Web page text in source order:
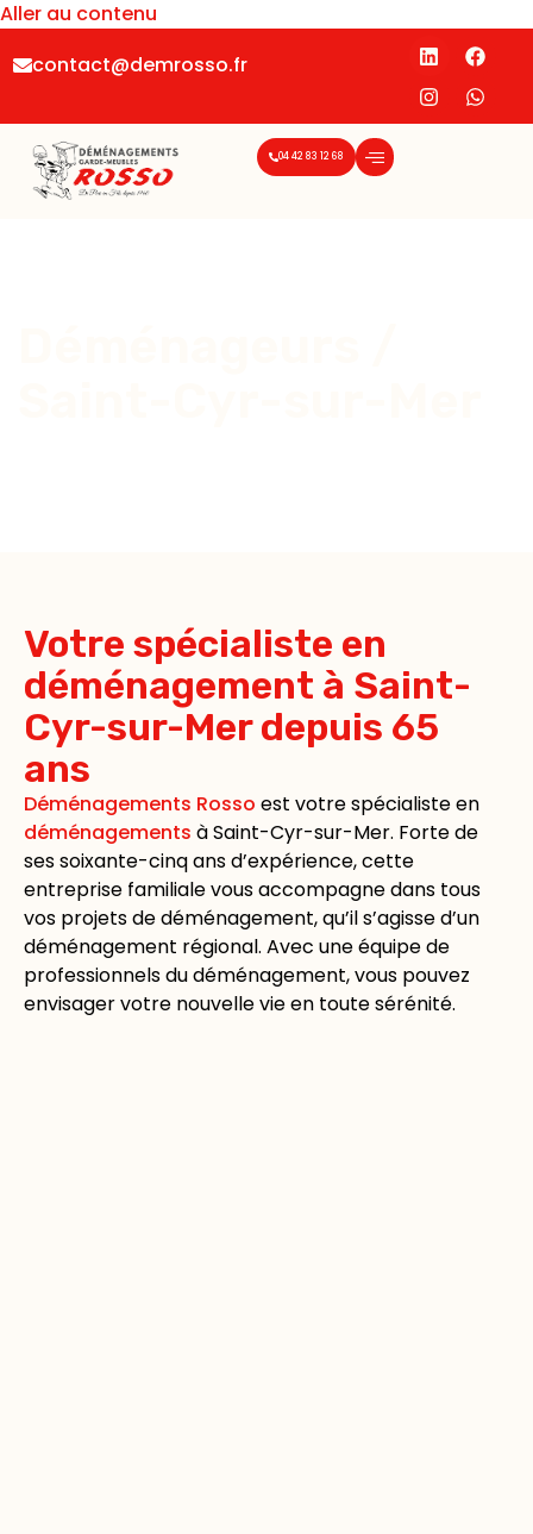
Aller au contenu
contact@demrosso.fr
04 42 83 12 68
Votre spécialiste en
déménagement à Saint-
Cyr-sur-Mer depuis 65
ans
Déménagements Rosso est votre spécialiste en
déménagements à Saint-Cyr-sur-Mer. Forte de
ses soixante-cinq ans d’expérience, cette
entreprise familiale vous accompagne dans tous
vos projets de déménagement, qu’il s’agisse d’un
déménagement régional. Avec une équipe de
professionnels du déménagement, vous pouvez
envisager votre nouvelle vie en toute sérénité.